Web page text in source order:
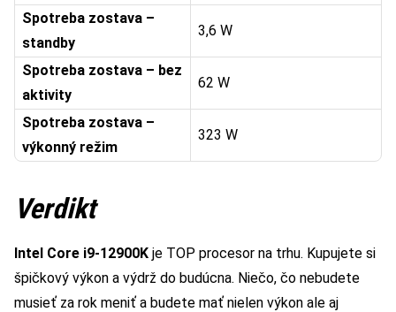
Spotreba zostava –
standby
3,6 W
Spotreba zostava – bez
aktivity
62 W
Spotreba zostava –
výkonný režim
323 W
Verdikt
Intel Core i9-12900K je TOP procesor na trhu. Kupujete si
špičkový výkon a výdrž do budúcna. Niečo, čo nebudete
musieť za rok meniť a budete mať nielen výkon ale aj